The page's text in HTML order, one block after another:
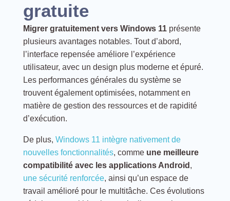
gratuite
Migrer gratuitement vers Windows 11présente
plusieurs avantages notables. Tout d’abord,
l’interface repensée améliore l’expérience
utilisateur, avec un design plus moderne et épuré.
Les performances générales du système se
trouvent également optimisées, notamment en
matière de gestion des ressources et de rapidité
d’exécution.
De plus, Windows 11 intègre nativement de
nouvelles fonctionnalités, comme une meilleure
compatibilité avec les applications Android ,
une sécurité renforcée, ainsi qu’un espace de
travail amélioré pour le multitâche. Ces évolutions